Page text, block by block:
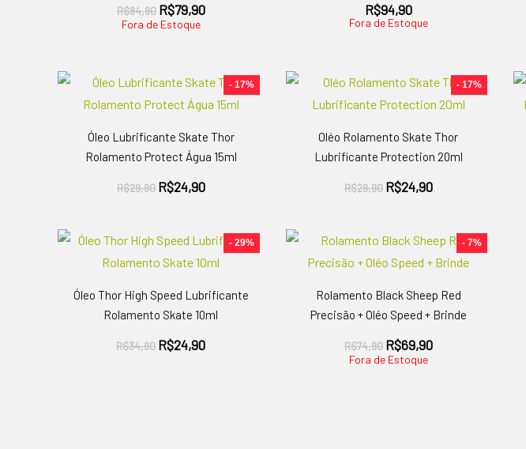
R$84,90 O
preço
R$79,90O
R$79,90.
Fora de Estoque
R$94,90
Fora de Estoque
- 17%
Óleo Lubrificante Skate Thor
Rolamento Protect Água 15ml
R$29,90 O
era:
R$29,90.
R$24,90O
é:
R$24,90.
- 17%
Oléo Rolamento Skate Thor
Lubrificante Protection 20ml
R$29,90 O
era:
R$29,90.
R$24,90O
R$24,90.
- 29%
Óleo Thor High Speed Lubrificante
Rolamento Skate 10ml
R$34,90 O
R$24,90O
- 7%
Rolamento Black Sheep Red
Precisão + Oléo Speed + Brinde
R$74,90 O
preço
R$69,90O
Fora de Estoque